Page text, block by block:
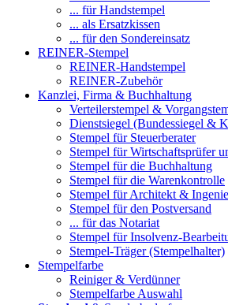
... für Handstempel
... als Ersatzkissen
... für den Sondereinsatz
REINER-Stempel
REINER-Handstempel
REINER-Zubehör
Kanzlei, Firma & Buchhaltung
Verteilerstempel &
Dienstsiegel (Bundessiegel &
Stempel für Steuerberater
Stempel für Wirtschaftsprüfer
Stempel für die Buchhaltung
Stempel für die Warenkontrolle
Stempel für Architekt &
Stempel für den Postversand
... für das Notariat
Stempel für Insolvenz-
Stempel-Träger (Stempelhalter)
Stempelfarbe
Reiniger & Verdünner
Stempelfarbe Auswahl